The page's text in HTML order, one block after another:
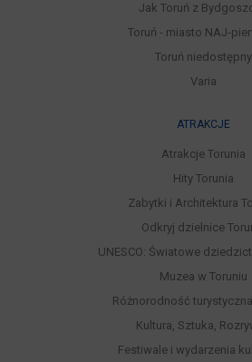
Jak Toruń z
Toruń - miasto NAJ-
Toruń niedostępny
Varia
ATRAKCJE
Atrakcje Torunia
Hity Torunia
Zabytki i Architektura
Odkryj dzielnice
UNESCO: Światowe
Muzea w Toruniu
Różnorodność
Kultura, Sztuka,
Festiwale i wydarzenia